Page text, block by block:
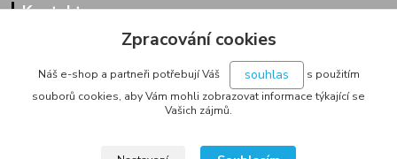
Kontakty
Zákaznická linka
+420 733 713 851
Zpracování cookies
Náš e-shop a partneři potřebují Váš souhlas
s použitím
souborů cookies, aby Vám mohli zobrazovat informace týkající se
Vašich zájmů.